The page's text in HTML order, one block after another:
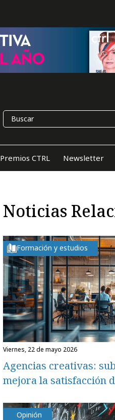
Premios CTRL Newsletter
Noticias
Formación y estudios
viernes, 22 de mayo 2026
Agencias creativas:
mejora la satisfacción
Opinión